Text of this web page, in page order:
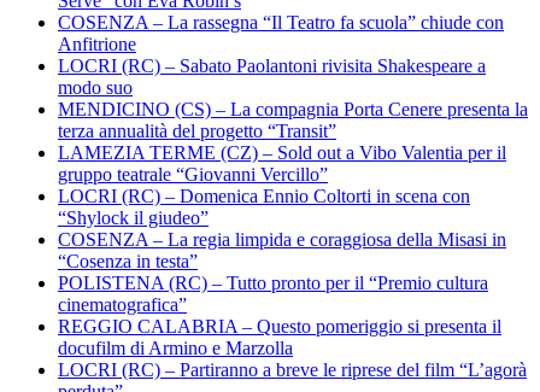
COSENZA – La rassegna “Il Teatro fa scuola” chiude con
Anfitrione
LOCRI (RC) – Sabato Paolantoni rivisita Shakespeare a
modo suo
MENDICINO (CS) – La compagnia Porta Cenere presenta la
terza annualità del progetto “Transit”
LAMEZIA TERME (CZ) – Sold out a Vibo Valentia per il
gruppo teatrale “Giovanni Vercillo”
LOCRI (RC) – Domenica Ennio Coltorti in scena con
“Shylock il giudeo”
COSENZA – La regia limpida e coraggiosa della Misasi in
“Cosenza in testa”
POLISTENA (RC) – Tutto pronto per il “Premio cultura
cinematografica”
REGGIO CALABRIA – Questo pomeriggio si presenta il
docufilm di Armino e Marzolla
LOCRI (RC) – Partiranno a breve le riprese del film “L’agorà